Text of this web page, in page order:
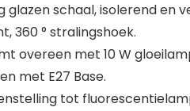
glazen schaal, isolerend en
360 ° stralingshoek.
overeen met 10 W
met E27 Base.
tot